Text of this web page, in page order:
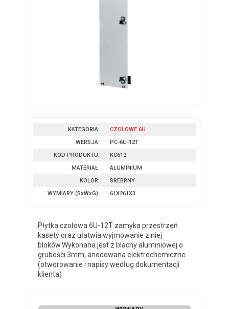
KATEGORIA:
CZOŁOWE 6U
WERSJA:
PC-6U-12T
KOD PRODUKTU:
KC612
MATERIAŁ:
ALUMINIUM
KOLOR:
SREBRNY
WYMIARY (SxWxG): 61X261X3
Płytka czołowa 6U-12T zamyka przestrzeń
kasety oraz ułatwia wyjmowanie z niej
bloków.Wykonana jest z blachy aluminiowej o
grubości 3mm, anodowana elektrochemiczne
(otworowanie i napisy według dokumentacji
klienta)